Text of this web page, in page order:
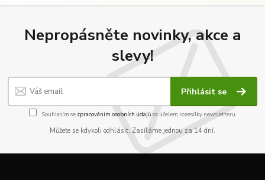
Nepropásněte novinky, akce a
slevy!
Přihlásit se
Souhlasím se zpracováním osobních údajůza účelem rozesílky newsletteru.
Můžete se kdykoli odhlásit. Zasíláme jednou za 14 dní.